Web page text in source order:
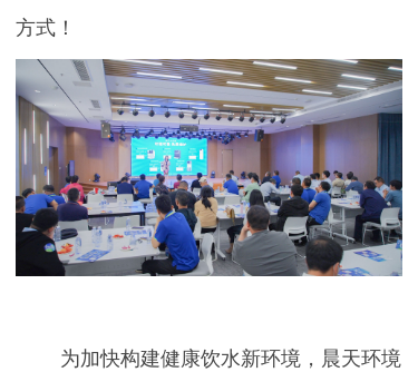
方式！
为加快构建健康饮水新环境，晨天环境